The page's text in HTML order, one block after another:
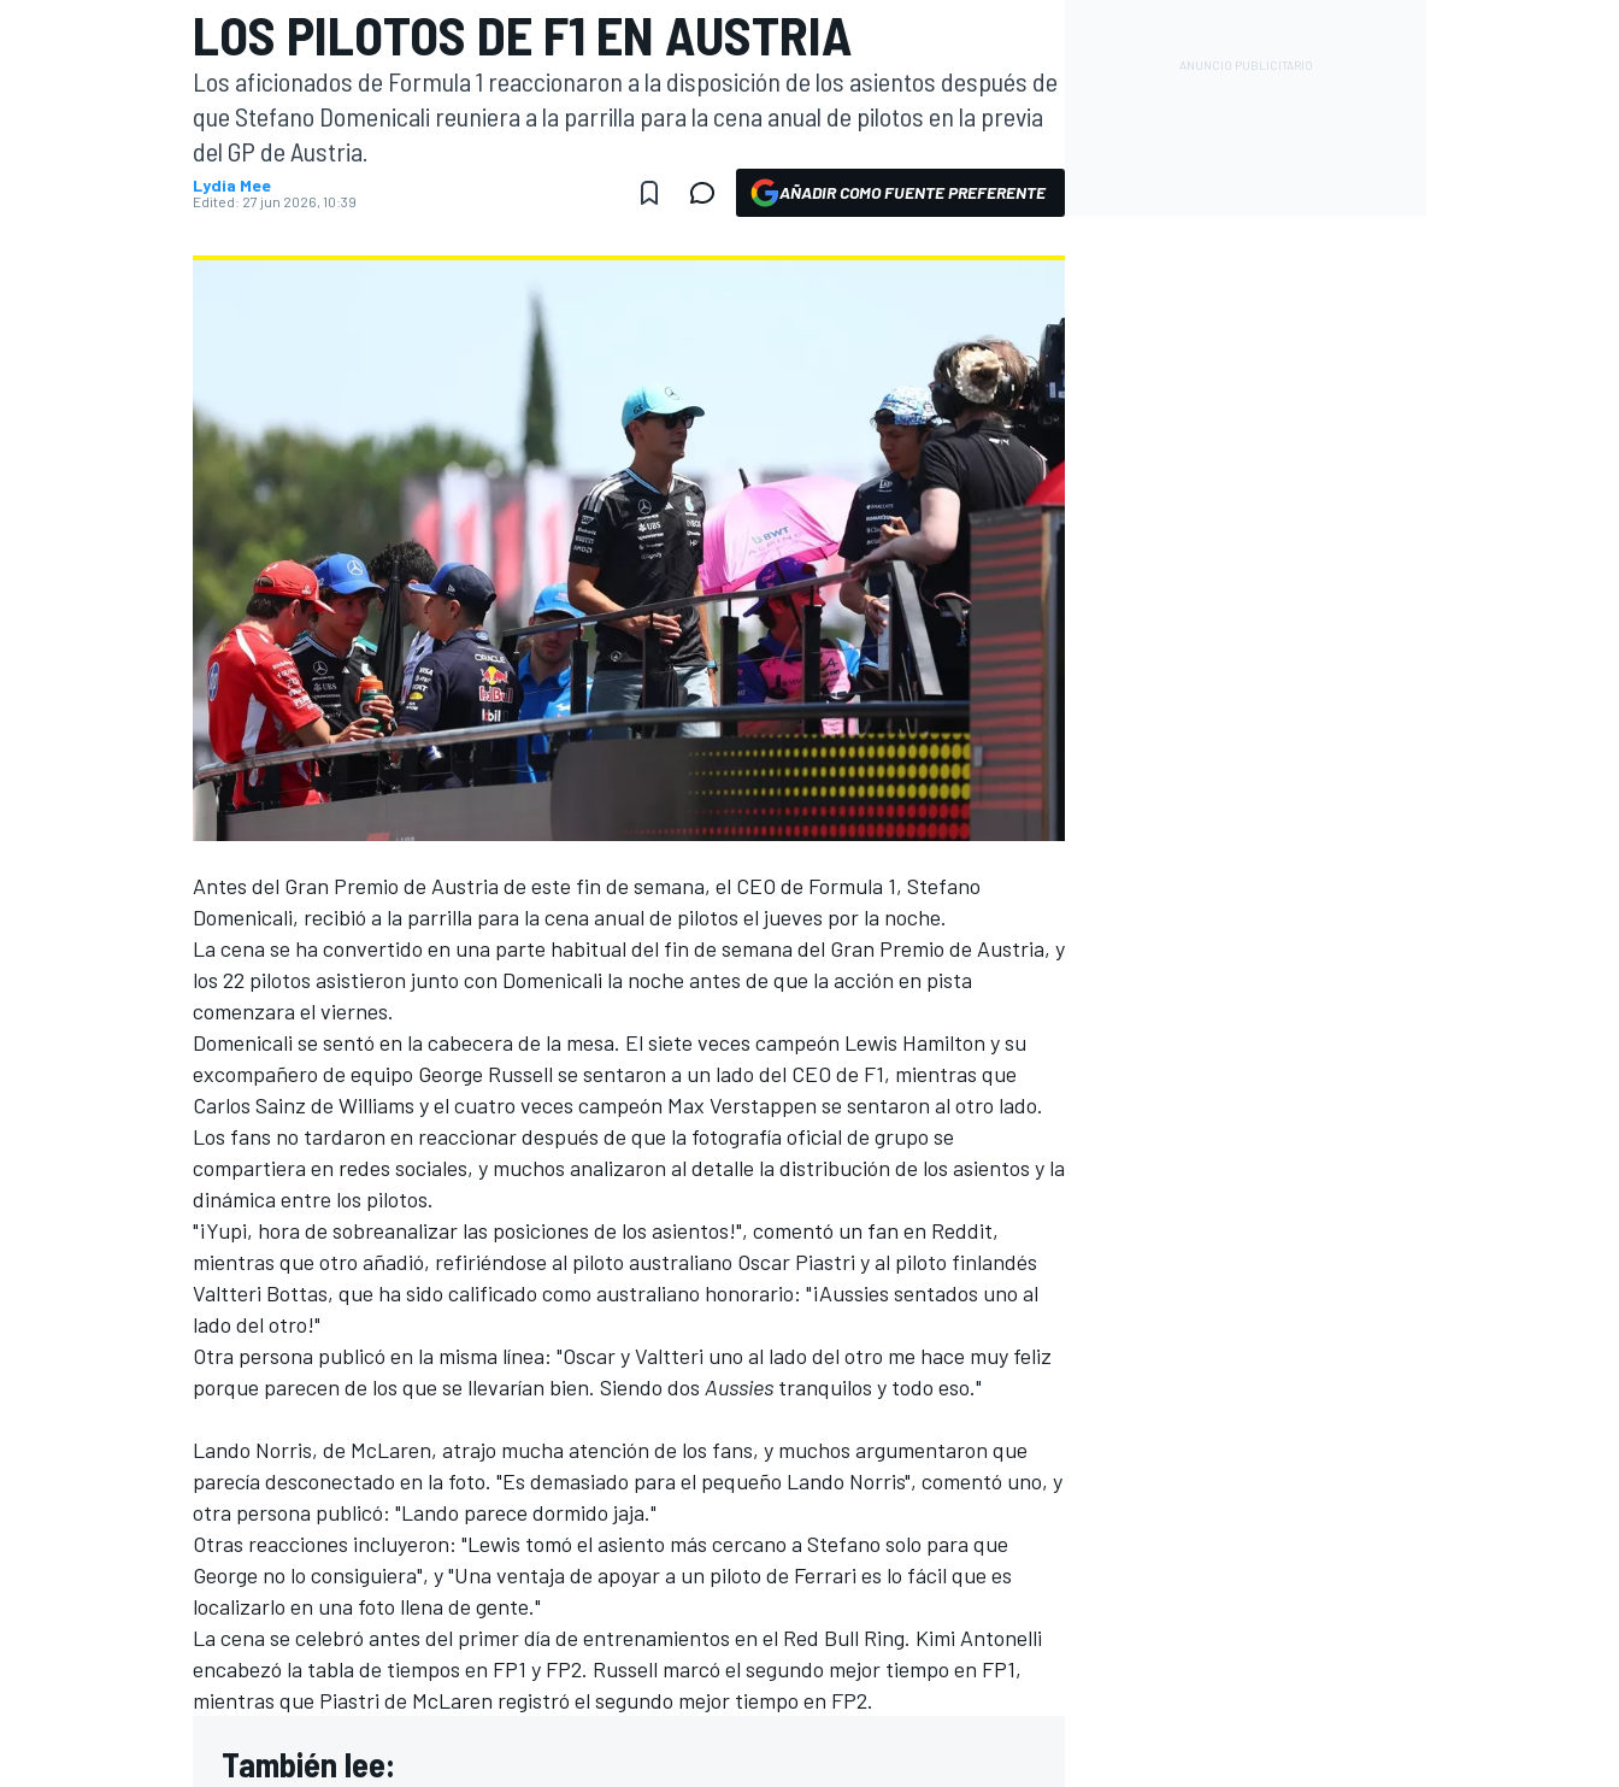
FÓRMULA E MOTO
NASCARINDYCARSPORTSCARRALLYTURISMO
LOS PILOTOS DE F1 EN AUSTRIA
Los aficionados de Formula 1 reaccionaron a la disposición de los asientos después de
que Stefano Domenicali reuniera a la parrilla para la cena anual de pilotos en la previa
del GP de Austria.
Lydia Mee
Edited: 27 jun 2026, 10:39 AÑADIR COMO FUENTE PREFERENTE
Antes del Gran Premio de Austria de este fin de semana, el CEO de Formula 1, Stefano
Domenicali, recibió a la parrilla para la cena anual de pilotos el jueves por la noche.
La cena se ha convertido en una parte habitual del fin de semana del Gran Premio de Austria, y
los 22 pilotos asistieron junto con Domenicali la noche antes de que la acción en pista
comenzara el viernes.
Domenicali se sentó en la cabecera de la mesa. El siete veces campeón Lewis Hamilton y su
excompañero de equipo George Russell se sentaron a un lado del CEO de F1, mientras que
Carlos Sainz de Williams y el cuatro veces campeón Max Verstappen se sentaron al otro lado.
Los fans no tardaron en reaccionar después de que la fotografía oficial de grupo se
compartiera en redes sociales, y muchos analizaron al detalle la distribución de los asientos y la
dinámica entre los pilotos.
"¡Yupi, hora de sobreanalizar las posiciones de los asientos!", comentó un fan en Reddit,
mientras que otro añadió, refiriéndose al piloto australiano Oscar Piastri y al piloto finlandés
Valtteri Bottas, que ha sido calificado como australiano honorario: "¡Aussies sentados uno al
lado del otro!"
Otra persona publicó en la misma línea: "Oscar y Valtteri uno al lado del otro me hace muy feliz
porque parecen de los que se llevarían bien. Siendo dos Aussies tranquilos y todo eso."
Lando Norris, de McLaren, atrajo mucha atención de los fans, y muchos argumentaron que
parecía desconectado en la foto. "Es demasiado para el pequeño Lando Norris", comentó uno, y
otra persona publicó: "Lando parece dormido jaja."
Otras reacciones incluyeron: "Lewis tomó el asiento más cercano a Stefano solo para que
George no lo consiguiera", y "Una ventaja de apoyar a un piloto de Ferrari es lo fácil que es
localizarlo en una foto llena de gente."
La cena se celebró antes del primer día de entrenamientos en el Red Bull Ring. Kimi Antonelli
encabezó la tabla de tiempos en FP1 y FP2. Russell marcó el segundo mejor tiempo en FP1,
mientras que Piastri de McLaren registró el segundo mejor tiempo en FP2.
También lee: